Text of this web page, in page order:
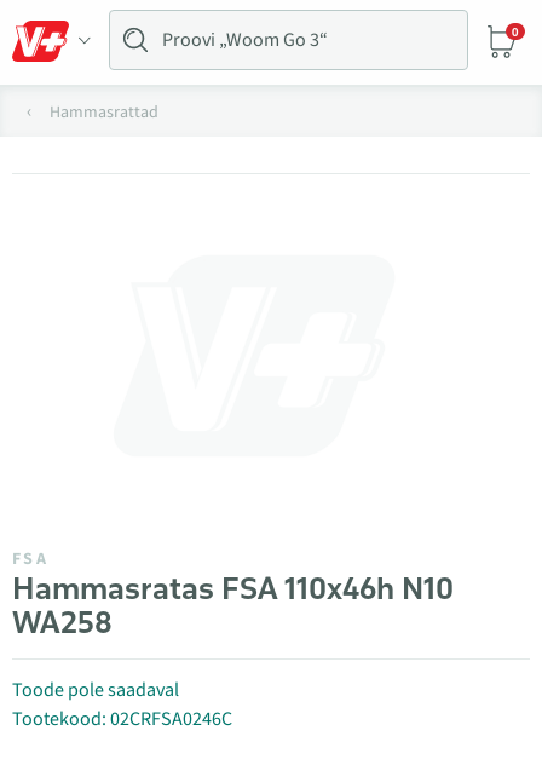
0
Hammasrattad
FSA
Hammasratas FSA 110x46h N10
WA258
Toode pole saadaval
Tootekood: 02CRFSA0246C